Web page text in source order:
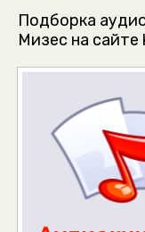
Подборка
Мизес на сайте